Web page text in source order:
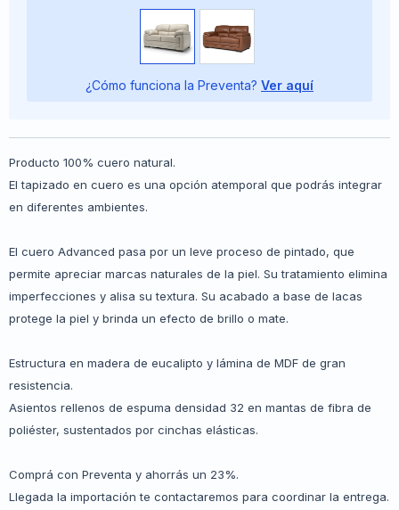
¿Cómo funciona la Preventa? Ver aquí
Producto 100% cuero natural.
El tapizado en cuero es una opción atemporal que podrás integrar
en diferentes ambientes.
El cuero Advanced pasa por un leve proceso de pintado, que
permite apreciar marcas naturales de la piel. Su tratamiento elimina
imperfecciones y alisa su textura. Su acabado a base de lacas
protege la piel y brinda un efecto de brillo o mate.
Estructura en madera de eucalipto y lámina de MDF de gran
resistencia.
Asientos rellenos de espuma densidad 32 en mantas de fibra de
poliéster, sustentados por cinchas elásticas.
Comprá con Preventa y ahorrás un 23%.
Llegada la importación te contactaremos para coordinar la entrega.